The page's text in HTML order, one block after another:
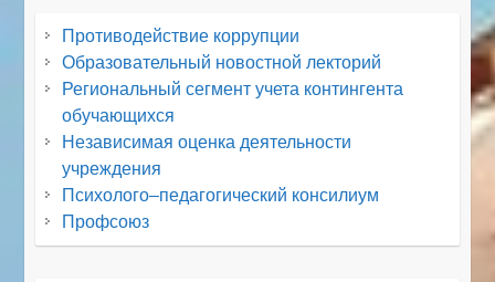
Противодействие коррупции
Образовательный новостной лекторий
Региональный сегмент учета контингента
обучающихся
Независимая оценка деятельности
учреждения
Психолого–педагогический консилиум
Профсоюз